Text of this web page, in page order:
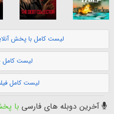
لیست کامل با پخش
لیست کامل
لیست کامل
آخرین دوبله های فارسی با